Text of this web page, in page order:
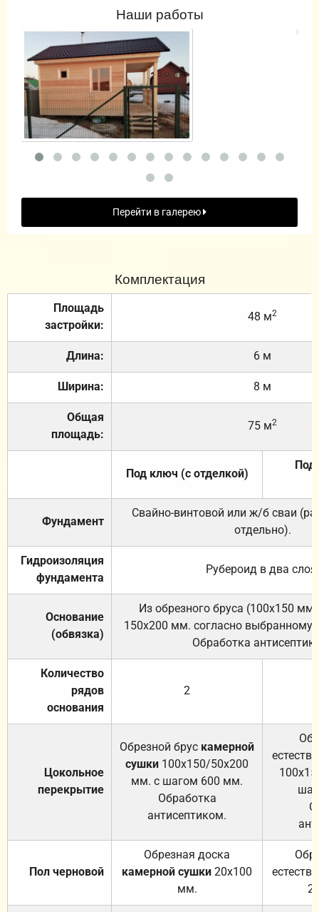
Наши работы
Перейти в галерею
Комплектация
Площадь
застройки:
48 м2
Длина: 6 м
Ширина: 8 м
Общая
площадь:
75 м2
Под ключ (с отделкой)
Под
Фундамент
Свайно-винтовой или ж/б сваи
отдельно).
Гидроизоляция
фундамента
Рубероид в два слоя.
Основание
(обвязка)
Из обрезного бруса (100х150
150х200 мм. согласно выбранному
Обработка
Количество
рядов
основания
2
Цокольное
перекрытие
Обрезной брус камерной
сушки 100х150/50х200
мм. с шагом 600 мм.
Обработка
антисептиком.
Пол черновой
Обрезная доска
камерной сушки 20х100
мм.